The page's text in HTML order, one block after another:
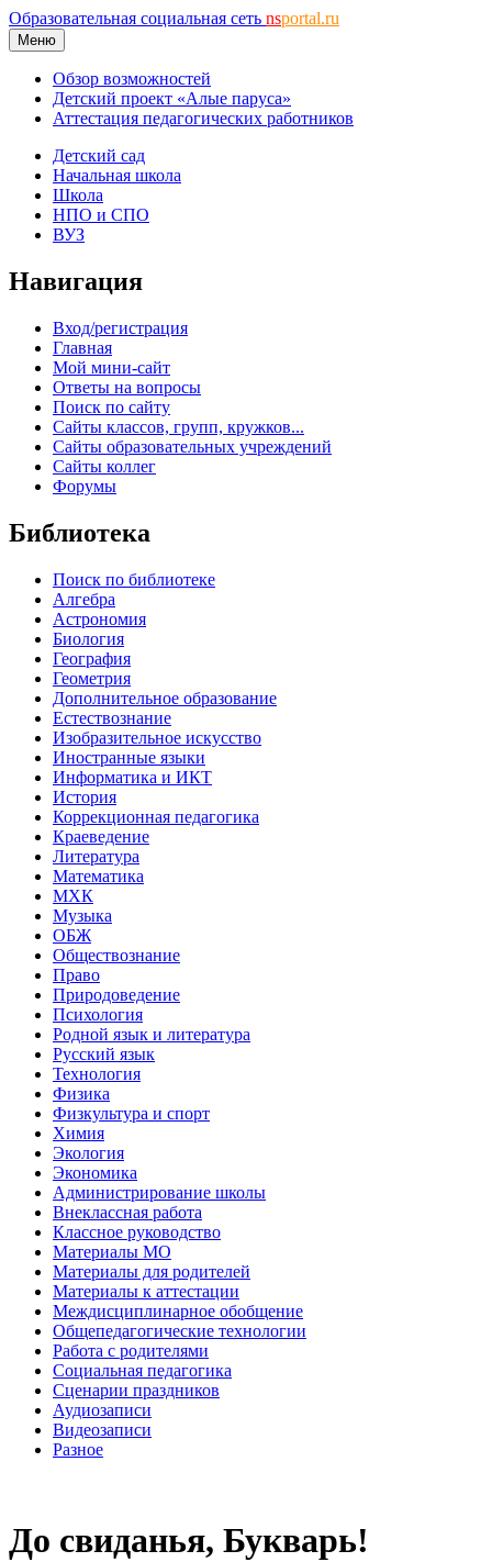
Образовательная социальная сеть nsportal.ru
Меню
Обзор возможностей
Детский проект «Алые паруса»
Аттестация педагогических работников
Детский сад
Начальная школа
Школа
НПО и СПО
ВУЗ
Навигация
Вход/регистрация
Главная
Мой мини-сайт
Ответы на вопросы
Поиск по сайту
Сайты классов, групп, кружков...
Сайты образовательных учреждений
Сайты коллег
Форумы
Библиотека
Поиск по библиотеке
Алгебра
Астрономия
Биология
География
Геометрия
Дополнительное образование
Естествознание
Изобразительное искусство
Иностранные языки
Информатика и ИКТ
История
Коррекционная педагогика
Краеведение
Литература
Математика
МХК
Музыка
ОБЖ
Обществознание
Право
Природоведение
Психология
Родной язык и литература
Русский язык
Технология
Физика
Физкультура и спорт
Химия
Экология
Экономика
Администрирование школы
Внеклассная работа
Классное руководство
Материалы МО
Материалы для родителей
Материалы к аттестации
Междисциплинарное обобщение
Общепедагогические технологии
Работа с родителями
Социальная педагогика
Сценарии праздников
Аудиозаписи
Видеозаписи
Разное
До свиданья, Букварь!